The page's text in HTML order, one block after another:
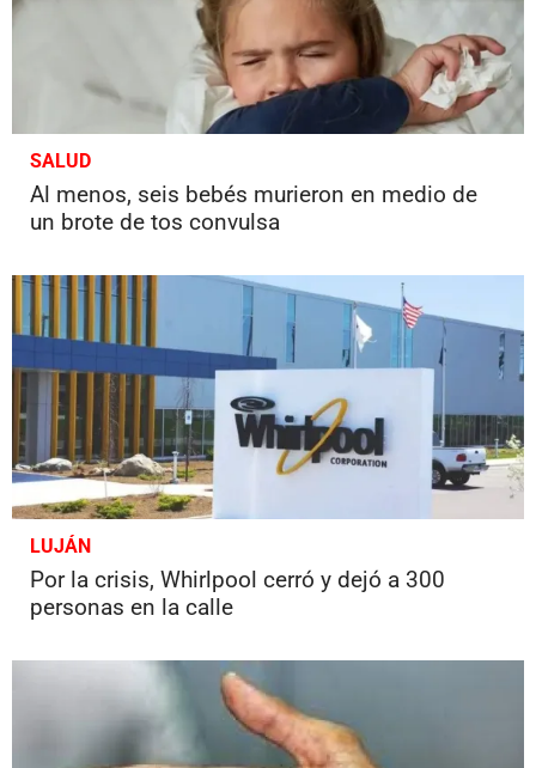
SALUD
Al menos, seis bebés murieron en medio de
un brote de tos convulsa
LUJÁN
Por la crisis, Whirlpool cerró y dejó a 300
personas en la calle